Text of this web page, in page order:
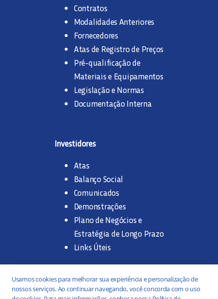
Contratos
Modalidades Anteriores
Fornecedores
Atas de Registro de Preços
Pré-qualificação de
Materiais e Equipamentos
Legislação e Normas
Documentação Interna
Investidores
Atas
Balanço Social
Comunicados
Demonstrações
Plano de Negócios e
Estratégia de Longo Prazo
Links Úteis
Trabalhe na SANASA
Usamos cookies para melhorar sua experiência e personalização de
nossos serviços. Ao continuar navegando, você concorda com o uso